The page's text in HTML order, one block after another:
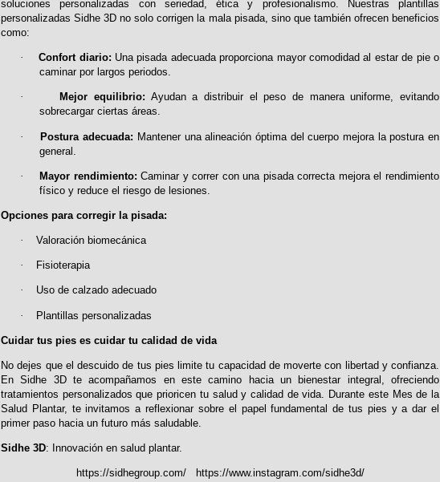
soluciones personalizadas con seriedad, ética y profesionalismo. Nuestras plantillas
personalizadas Sidhe 3D no solo corrigen la mala pisada, sino que también ofrecen beneficios
como:
· Confort diario: Una pisada adecuada proporciona mayor comodidad al estar de pie o
caminar por largos periodos.
· Mejor equilibrio: Ayudan a distribuir el peso de manera uniforme, evitando
sobrecargar ciertas áreas.
· Postura adecuada: Mantener una alineación óptima del cuerpo mejora la postura en
general.
· Mayor rendimiento: Caminar y correr con una pisada correcta mejora el rendimiento
físico y reduce el riesgo de lesiones.
Opciones para corregir la pisada:
· Valoración biomecánica
· Fisioterapia
· Uso de calzado adecuado
· Plantillas personalizadas
Cuidar tus pies es cuidar tu calidad de vida
No dejes que el descuido de tus pies limite tu capacidad de moverte con libertad y confianza.
En Sidhe 3D te acompañamos en este camino hacia un bienestar integral, ofreciendo
tratamientos personalizados que prioricen tu salud y calidad de vida. Durante este Mes de la
Salud Plantar, te invitamos a reflexionar sobre el papel fundamental de tus pies y a dar el
primer paso hacia un futuro más saludable.
Sidhe 3D: Innovación en salud plantar.
https://sidhegroup.com/ https://www.instagram.com/sidhe3d/